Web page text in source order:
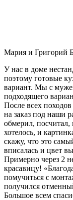
Мария и Григорий
У нас в доме
поэтому готовые
вариант. Мы с
подходящего
После всех
на заказ под наши
обмерил,
хотелось, и
скажу, что это
вписалась и цвет
Примерно через 2
красавицу!
помучиться с
получился
Большое всем